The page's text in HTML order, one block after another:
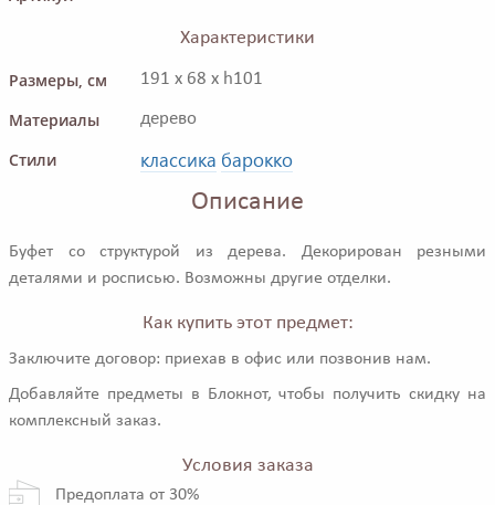
Характеристики
Размеры, см
191 x 68 x h101
Материалы дерево
Стили классика барокко
Описание
Буфет со структурой из дерева. Декорирован резными
деталями и росписью. Возможны другие отделки.
Как купить этот предмет:
Заключите договор: приехав в офис или позвонив нам.
Добавляйте предметы в Блокнот, чтобы получить скидку на
комплексный заказ.
Условия заказа
Предоплата от 30%